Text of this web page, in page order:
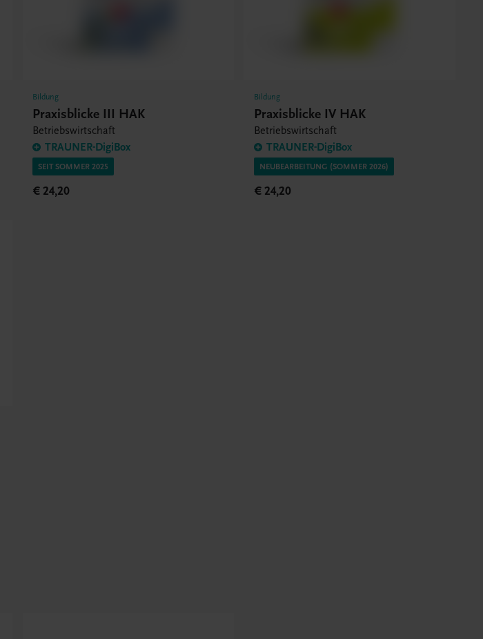
Bildung
Praxisblicke III HAK
Betriebswirtschaft
TRAUNER-DigiBox
SEIT SOMMER 2025
€ 24,20
Bildung
Praxisblicke IV HAK
Betriebswirtschaft
TRAUNER-DigiBox
NEUBEARBEITUNG (SOMMER 2026)
€ 24,20